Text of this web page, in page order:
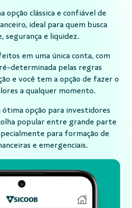
opção clássica e confiável de
ideal para quem busca
segurança e liquidez.
em uma única conta, com
determinada pelas regras
e você tem a opção de fazer o
a qualquer momento.
ótima opção para investidores
popular entre grande parte
para formação de
e emergenciais.